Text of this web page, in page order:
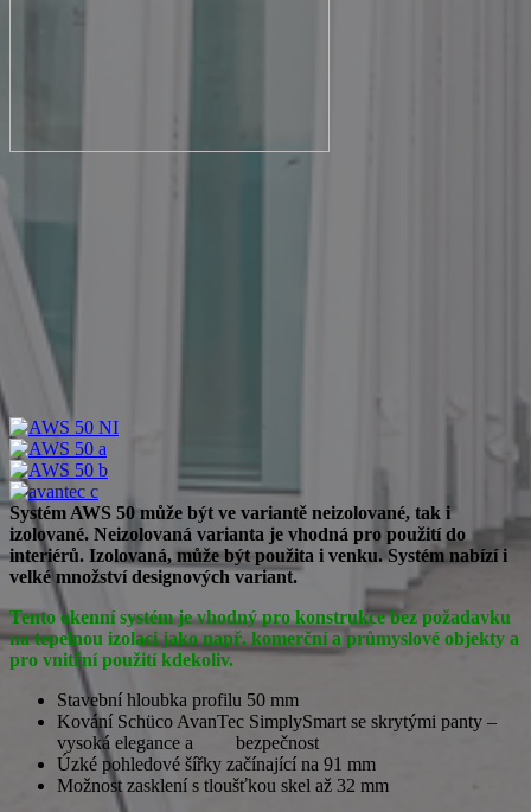
Systém AWS 50 může být ve variantě neizolované, tak i
izolované. Neizolovaná varianta je vhodná pro použití do
interiérů. Izolovaná, může být použita i venku. Systém nabízí i
velké množství designových variant.
Tento okenní systém je vhodný pro konstrukce bez požadavku
na tepelnou izolaci jako např. komerční a průmyslové objekty a
pro vnitřní použití kdekoliv.
Stavební hloubka profilu 50 mm
Kování Schüco AvanTec SimplySmart se skrytými panty –
vysoká elegance a bezpečnost
Úzké pohledové šířky začínající na 91 mm
Možnost zasklení s tloušťkou skel až 32 mm